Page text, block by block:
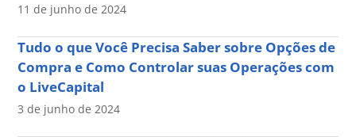
11 de junho de 2024
Tudo o que Você Precisa Saber sobre Opções de
Compra e Como Controlar suas Operações com
o LiveCapital
3 de junho de 2024